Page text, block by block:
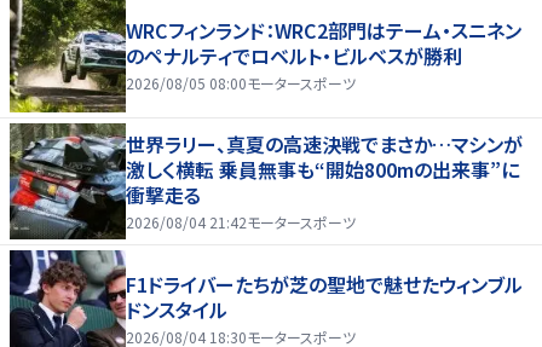
WRCフィンランド：WRC2部門はテーム・スニネン
のペナルティでロベルト・ビルベスが勝利
2026/08/05 08:00モータースポーツ
世界ラリー、真夏の高速決戦でまさか…マシンが
激しく横転 乗員無事も“開始800mの出来事”に
衝撃走る
2026/08/04 21:42モータースポーツ
F1ドライバーたちが芝の聖地で魅せたウィンブル
ドンスタイル
2026/08/04 18:30モータースポーツ